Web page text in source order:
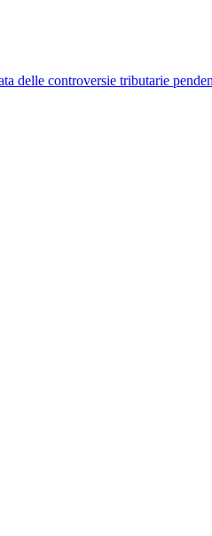
delle controversie tributarie